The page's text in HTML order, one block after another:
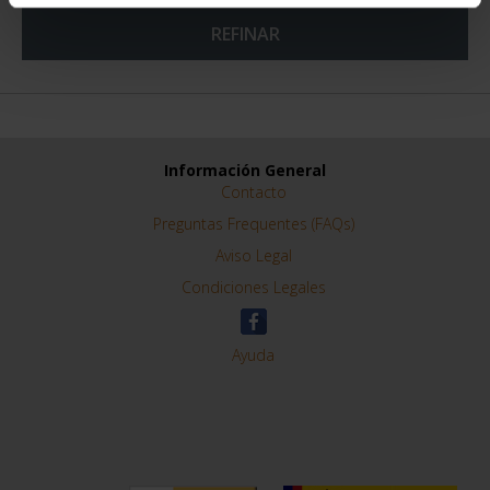
REFINAR
Información General
Contacto
Preguntas Frequentes (FAQs)
Aviso Legal
Condiciones Legales
Ayuda